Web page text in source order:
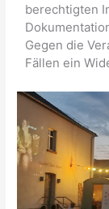
berechtigten
Gegen die
Fällen ein